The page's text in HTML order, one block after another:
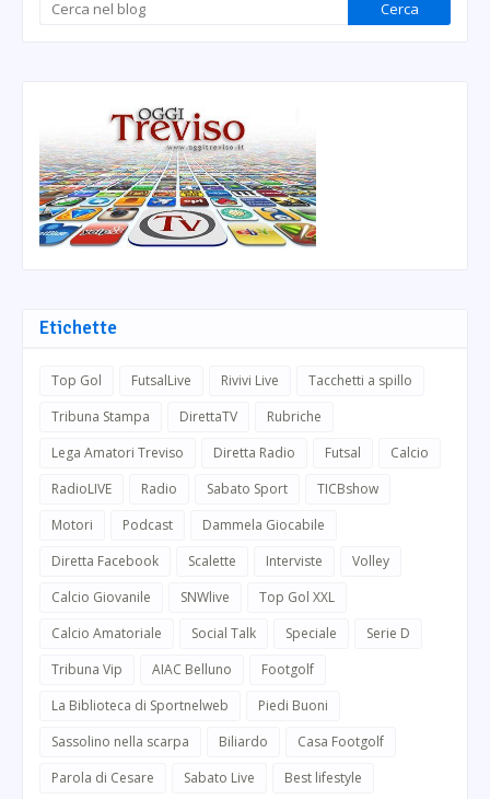
Etichette
Top Gol FutsalLive Rivivi Live
Tacchetti a spillo
Tribuna Stampa
DirettaTV
Rubriche
Lega Amatori Treviso
Diretta Radio Futsal
Calcio
RadioLIVE
Radio Sabato Sport
TICBshow
Motori
Podcast
Dammela Giocabile
Diretta Facebook
Scalette Interviste
Volley
Calcio Giovanile
SNWlive
Top Gol XXL
Calcio Amatoriale
Social Talk Speciale
Serie D
Tribuna Vip
AIAC Belluno
Footgolf
La Biblioteca di Sportnelweb
Piedi Buoni
Sassolino nella scarpa
Biliardo
Casa Footgolf
Parola di Cesare
Sabato Live
Best lifestyle